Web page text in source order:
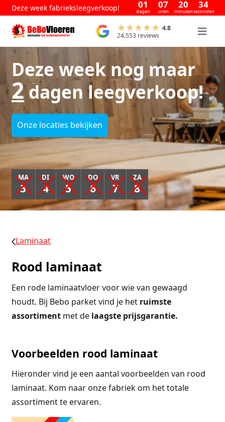
Deze week fabrieksleegverkoop! 01
dagen
07
uren
20
minuten
33
seconden
4.8
24.553 reviews
Deze week nog maar
2dagen leegverkoop!
Onze locaties bekijken
MA
3
DI
4
WO
5
DO
6
VR
7
ZA
8
Laminaat
Rood laminaat
Een rode laminaatvloer voor wie van gewaagd
houdt. Bij Bebo parket vind je hetruimste
assortimentmet delaagste prijsgarantie.
Voorbeelden rood laminaat
Hieronder vind je een aantal voorbeelden van rood
laminaat. Kom naar onze fabriek om het totale
assortiment te ervaren.